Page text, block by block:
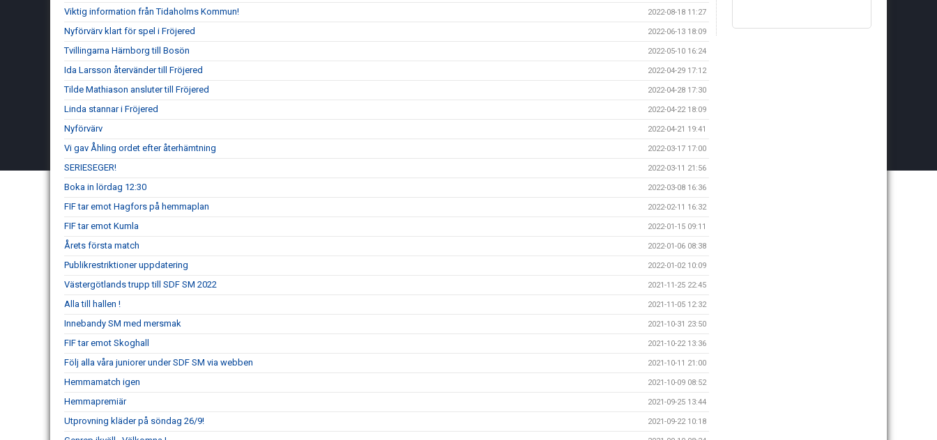
Viktig information från Tidaholms Kommun! 2022-08-18 11:27
Nyförvärv klart för spel i Fröjered 2022-06-13 18:09
Tvillingarna Härnborg till Bosön 2022-05-10 16:24
Ida Larsson återvänder till Fröjered 2022-04-29 17:12
Tilde Mathiason ansluter till Fröjered 2022-04-28 17:30
Linda stannar i Fröjered 2022-04-22 18:09
Nyförvärv 2022-04-21 19:41
Vi gav Åhling ordet efter återhämtning 2022-03-17 17:00
SERIESEGER! 2022-03-11 21:56
Boka in lördag 12:30 2022-03-08 16:36
FIF tar emot Hagfors på hemmaplan 2022-02-11 16:32
FIF tar emot Kumla 2022-01-15 09:11
Årets första match 2022-01-06 08:38
Publikrestriktioner uppdatering 2022-01-02 10:09
Västergötlands trupp till SDF SM 2022 2021-11-25 22:45
Alla till hallen ! 2021-11-05 12:32
Innebandy SM med mersmak 2021-10-31 23:50
FIF tar emot Skoghall 2021-10-22 13:36
Följ alla våra juniorer under SDF SM via webben 2021-10-11 21:00
Hemmamatch igen 2021-10-09 08:52
Hemmapremiär 2021-09-25 13:44
Utprovning kläder på söndag 26/9! 2021-09-22 10:18